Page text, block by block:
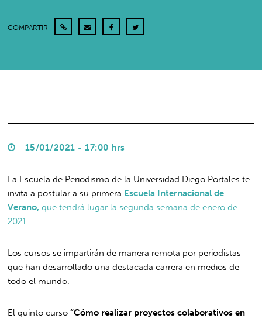
COMPARTIR
15/01/2021 - 17:00 hrs
La Escuela de Periodismo de la Universidad Diego Portales te
invita a postular a su primera Escuela Internacional de
Verano,que tendrá lugar la segunda semana de enero de
2021.
Los cursos se impartirán de manera remota por periodistas
que han desarrollado una destacada carrera en medios de
todo el mundo.
El quinto curso“Cómo realizar proyectos colaborativos en